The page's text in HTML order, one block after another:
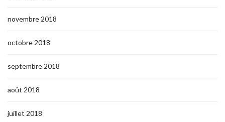
novembre 2018
octobre 2018
septembre 2018
août 2018
juillet 2018